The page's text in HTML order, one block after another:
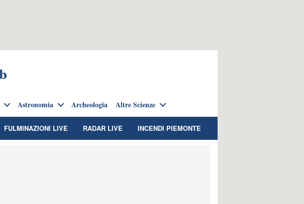
Astronomia Archeologia Altre Scienze
FULMINAZIONI LIVE RADAR LIVE INCENDI PIEMONTE